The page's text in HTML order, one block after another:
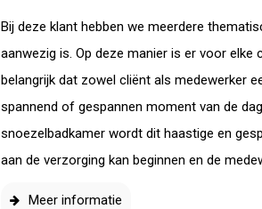
Bij deze klant hebben we meerdere
aanwezig is. Op deze manier is er voor
belangrijk dat zowel cliënt als medewerker
spannend of gespannen moment van de
snoezelbadkamer wordt dit haastige en
aan de verzorging kan beginnen en de
Meer informatie